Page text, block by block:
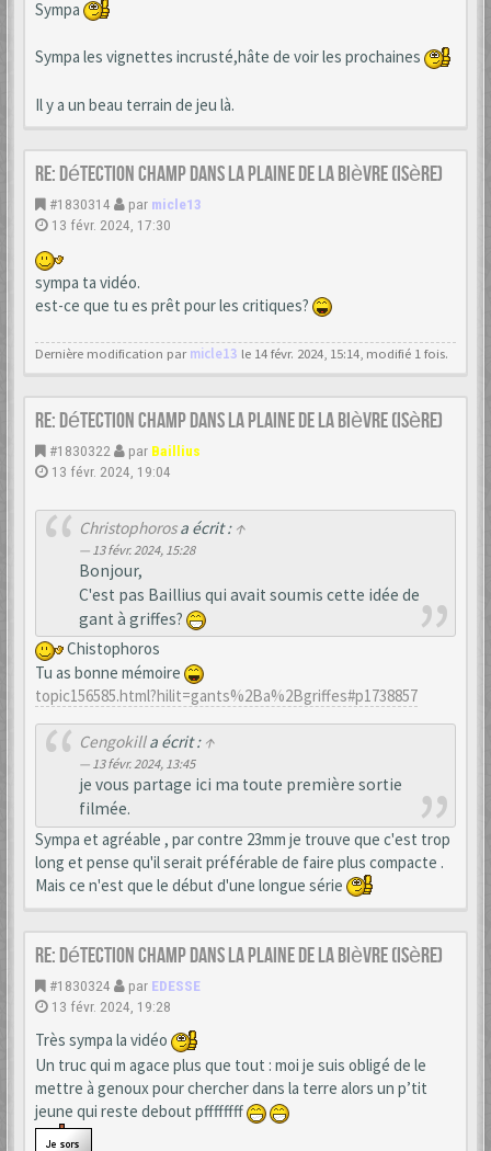
Sympa
Sympa les vignettes incrusté,hâte de voir les prochaines
Il y a un beau terrain de jeu là.
Re: Détection champ dans la Plaine de la Bièvre (Isère)
#1830314 par micle13
13 févr. 2024, 17:30
sympa ta vidéo.
est-ce que tu es prêt pour les critiques?
Dernière modification parmicle13 le 14 févr. 2024, 15:14, modifié 1 fois.
Re: Détection champ dans la Plaine de la Bièvre (Isère)
#1830322 par Baillius
13 févr. 2024, 19:04
Christophorosa écrit : ↑
13 févr. 2024, 15:28
Bonjour,
C'est pas Baillius qui avait soumis cette idée de
gant à griffes?
Chistophoros
Tu as bonne mémoire
topic156585.html?hilit=gants%2Ba%2Bgriffes#p1738857
Cengokilla écrit : ↑
13 févr. 2024, 13:45
je vous partage ici ma toute première sortie
filmée.
Sympa et agréable , par contre 23mm je trouve que c'est trop
long et pense qu'il serait préférable de faire plus compacte .
Mais ce n'est que le début d'une longue série
Re: Détection champ dans la Plaine de la Bièvre (Isère)
#1830324 par EDESSE
13 févr. 2024, 19:28
Très sympa la vidéo
Un truc qui m agace plus que tout : moi je suis obligé de le
mettre à genoux pour chercher dans la terre alors un p’tit
jeune qui reste debout pffffffff